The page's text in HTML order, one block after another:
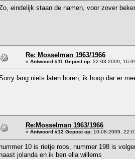
eindelijk staan de namen, voor zover
Re: Mosselman 1963/1966
« Antwoord #11 Gepost op: 22-03-2009,
lang niets laten horen, ik hoop dar er
Re:Mosselman 1963/1966
« Antwoord #12 Gepost op: 10-08-2009,
10 is rietje roos, nummer 198 is
jolanda en ik ben ella willems